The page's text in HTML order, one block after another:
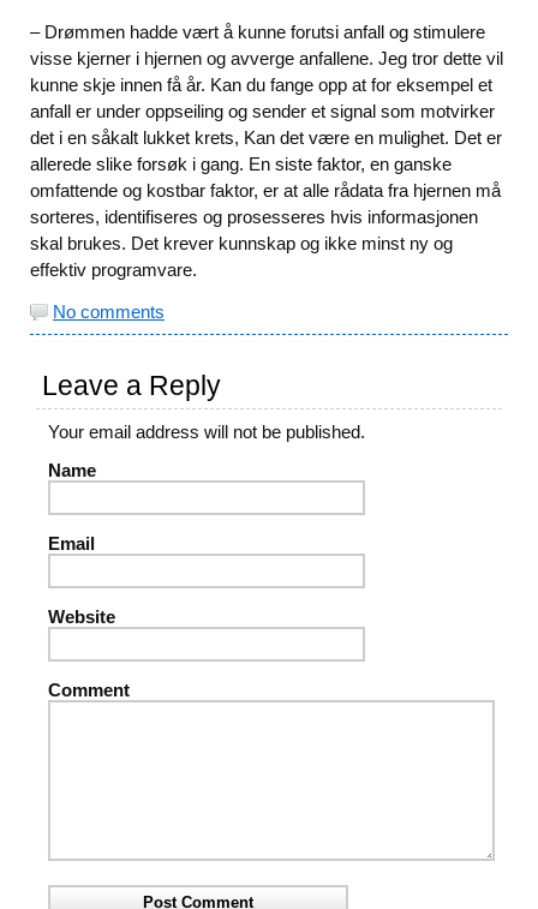
– Drømmen hadde vært å kunne forutsi anfall og stimulere
visse kjerner i hjernen og avverge anfallene. Jeg tror dette vil
kunne skje innen få år. Kan du fange opp at for eksempel et
anfall er under oppseiling og sender et signal som motvirker
det i en såkalt lukket krets, Kan det være en mulighet. Det er
allerede slike forsøk i gang. En siste faktor, en ganske
omfattende og kostbar faktor, er at alle rådata fra hjernen må
sorteres, identifiseres og prosesseres hvis informasjonen
skal brukes. Det krever kunnskap og ikke minst ny og
effektiv programvare.
No comments
Leave a Reply
Your email address will not be published.
Name
Email
Website
Comment